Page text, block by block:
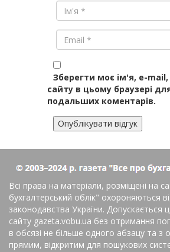
Зберегти моє ім'я, e-
сайту в цьому браузері
подальших коментарів.
Всі права на матеріали, розміщені на
бухгалтерський облік" охороняються
законодавства України. Допускається
сайту gazeta.vobu.ua без отримання
в обсязі не більше одного абзацу та з
прямим, відкритим для пошукових